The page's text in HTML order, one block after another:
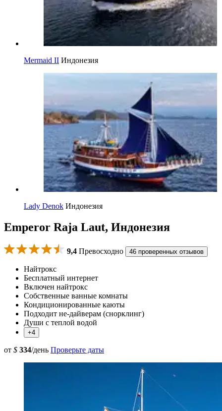
Mermaid II Индонезия
Lady Denok Индонезия
Emperor Raja Laut, Индонезия
9,4 Превосходно 46 проверенных отзывов
Найтрокс
Бесплатный интернет
Включен найтрокс
Собственные ванные комнаты
Кондиционированные каюты
Подходит не-дайверам (снорклинг)
Души с теплой водой
+4
от $ 334/день Проверьте даты